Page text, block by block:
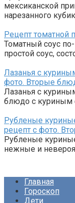
мексиканской
нарезанного
Рецепт томатной
Томатный соус
простой соус,
Лазанья с
фото. Вторые
Лазанья с
блюдо с куриным
Рубленые
рецепт с фото.
Рубленые
нежные и
Главная
Гороскоп
Дети